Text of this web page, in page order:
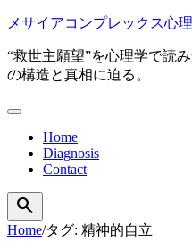
本
へ
移
メサイアコンプレックス心
“救世主願望”を心理学で読
の構造と真相に迫る。
メ
開
Home
Diagnosis
Contact
検
索
を
search
Home/タグ: 精神的自立